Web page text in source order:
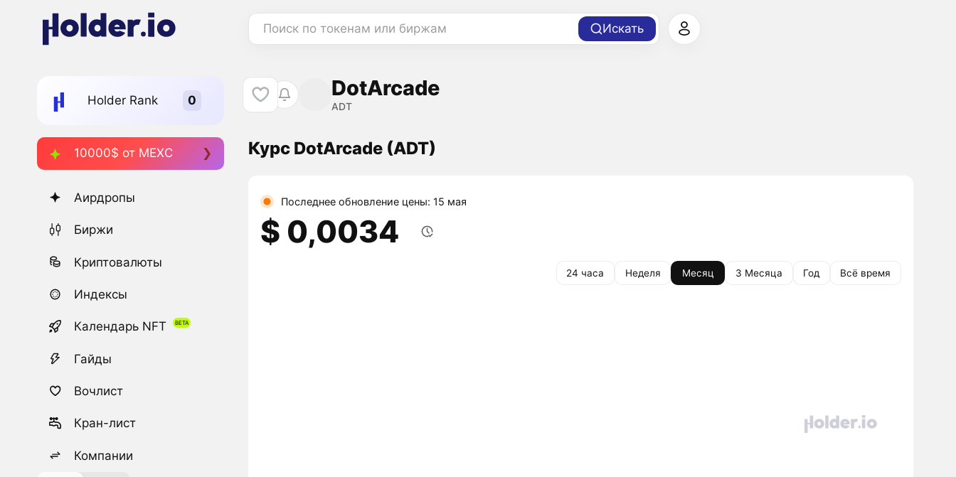
Поиск по токенам или биржам Искать
Holder Rank
10000$ от MEXC
Аирдропы
Биржи
Криптовалюты
Индексы
Календарь NFT
Гайды
Вочлист
Кран-лист
Компании
DotArcade
ADT
Курс DotArcade (ADT)
Последнее обновление цены: 15 мая
$ 0,0034
24 часа Неделя Месяц 3 Месяца Год Всё время